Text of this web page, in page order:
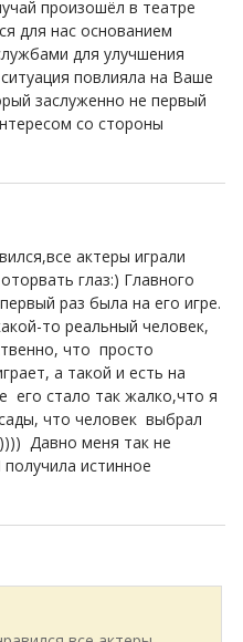
произошёл в театре
для нас основанием
для улучшения
повлияла на Ваше
заслуженно не первый
со стороны
актеры играли
глаз:) Главного
раз была на его игре.
то реальный человек,
что просто
а такой и есть на
его стало так жалко,что я
что человек выбрал
))) Давно меня так не
истинное